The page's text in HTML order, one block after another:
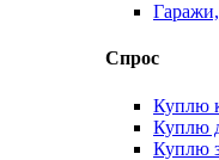
Спрос
Куплю
Куплю
Куплю